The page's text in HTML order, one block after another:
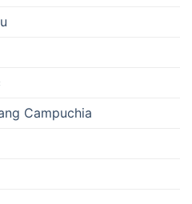
Campuchia